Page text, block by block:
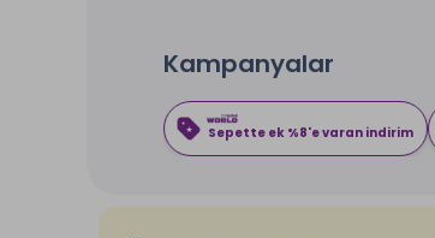
Kampanyalar
Sepette ek %8'e varan indirim